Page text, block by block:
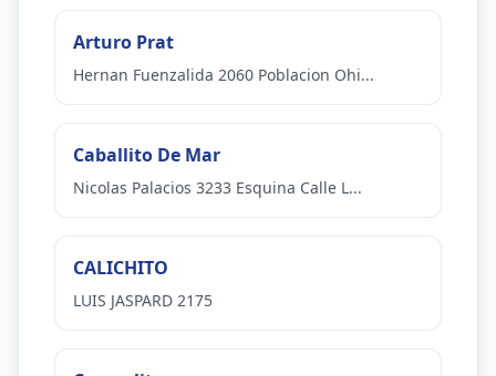
Arturo Prat
Hernan Fuenzalida 2060 Poblacion Ohi...
Caballito De Mar
Nicolas Palacios 3233 Esquina Calle L...
CALICHITO
LUIS JASPARD 2175